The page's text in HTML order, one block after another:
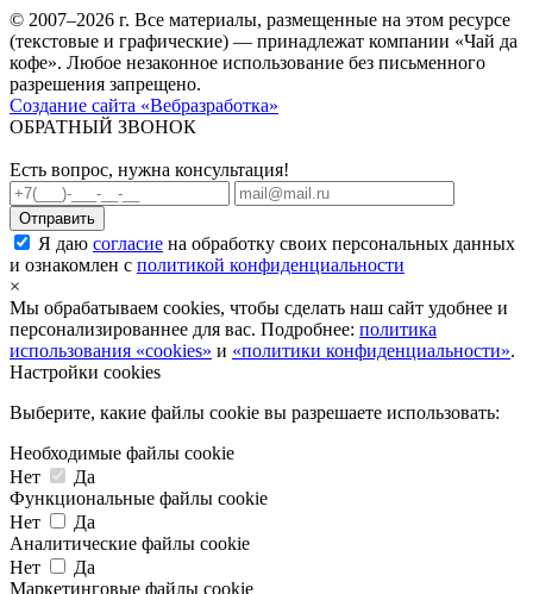
© 2007–2026 г. Все материалы, размещенные на этом ресурсе
(текстовые и графические) — принадлежат компании «Чай да
кофе». Любое незаконное использование без письменного
разрешения запрещено.
Создание сайта «Вебразработка»
ОБРАТНЫЙ ЗВОНОК
Есть вопрос, нужна консультация!
Я даю согласие на обработку своих персональных данных
и ознакомлен с политикой конфиденциальности
×
Мы обрабатываем cookies, чтобы сделать наш сайт удобнее и
персонализированнее для вас. Подробнее: политика
использования «cookies» и «политики конфиденциальности».
Настройки cookies
Выберите, какие файлы cookie вы разрешаете использовать:
Необходимые файлы cookie
Нет
Да
Функциональные файлы cookie
Нет
Да
Аналитические файлы cookie
Нет
Да
Маркетинговые файлы cookie